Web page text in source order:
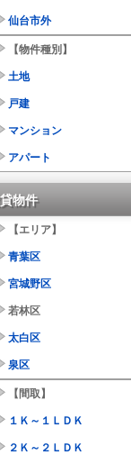
仙台市外
【物件種別】
土地
戸建
マンション
アパート
物件
【エリア】
青葉区
宮城野区
若林区
太白区
泉区
【間取】
１Ｋ～１ＬＤＫ
２Ｋ～２ＬＤＫ